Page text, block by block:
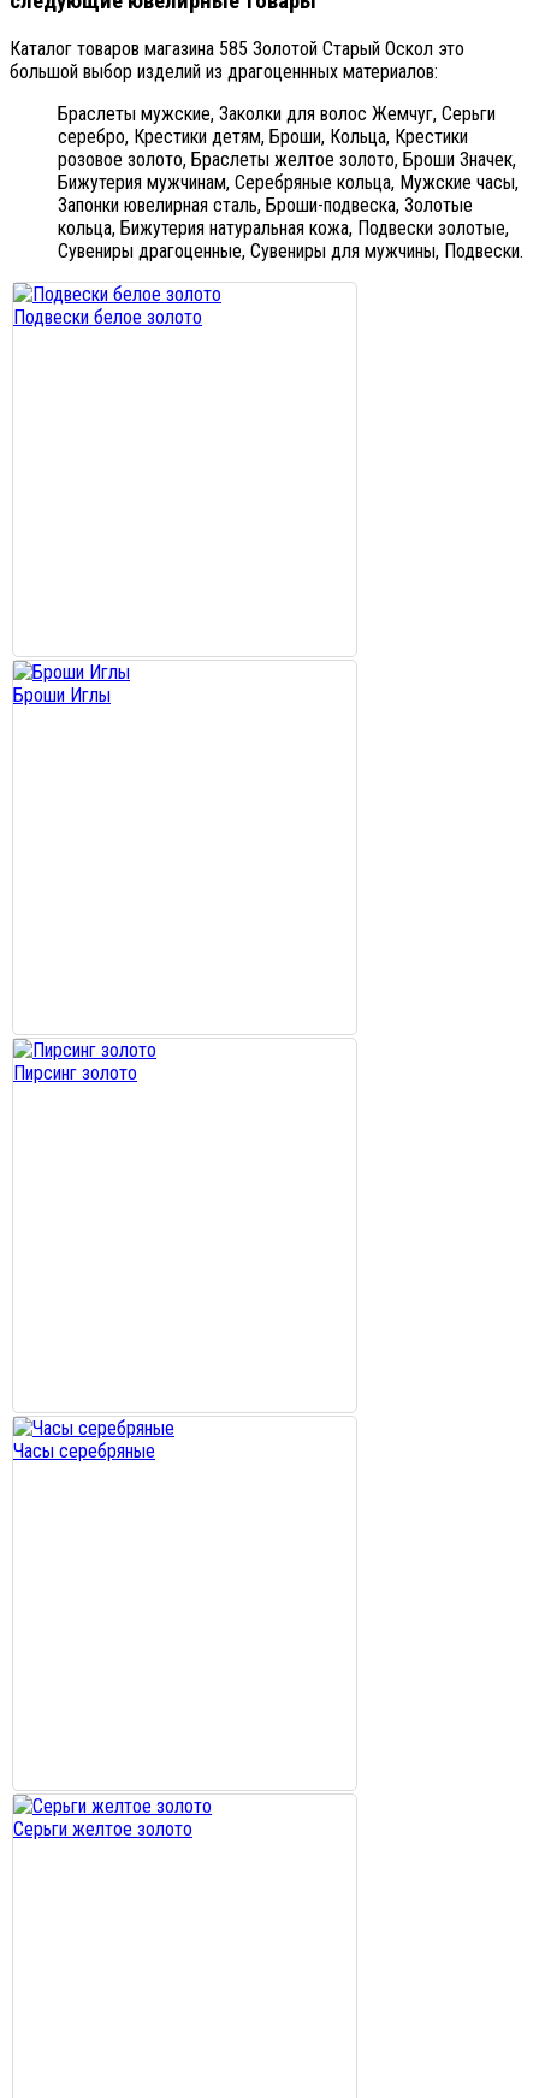
Каталог товаров магазина 585 Золотой Старый Оскол это
большой выбор изделий из драгоценнных материалов:
Браслеты мужские, Заколки для волос Жемчуг, Серьги
серебро, Крестики детям, Броши, Кольца, Крестики
розовое золото, Браслеты желтое золото, Броши Значек,
Бижутерия мужчинам, Серебряные кольца, Мужские часы,
Запонки ювелирная сталь, Броши-подвеска, Золотые
кольца, Бижутерия натуральная кожа, Подвески золотые,
Сувениры драгоценные, Сувениры для мужчины, Подвески.
Подвески белое золото
Броши Иглы
Пирсинг золото
Часы серебряные
Серьги желтое золото